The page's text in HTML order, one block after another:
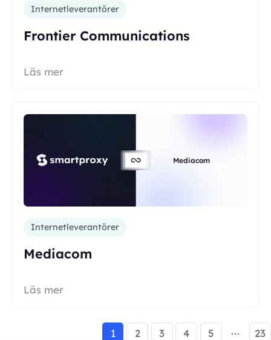
Internetleverantörer
Frontier Communications
Läs mer
Mediacom
Internetleverantörer
Mediacom
Läs mer
1 2 3 4 5 23